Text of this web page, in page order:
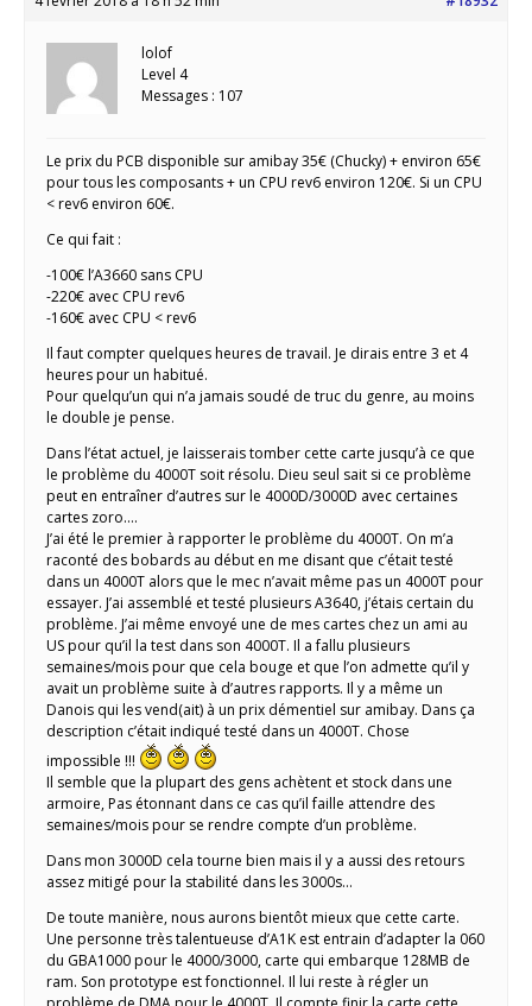
lolof
Level 4
Messages : 107
Le prix du PCB disponible sur amibay 35€ (Chucky) + environ 65€
pour tous les composants + un CPU rev6 environ 120€. Si un CPU
< rev6 environ 60€.
Ce qui fait :
-100€ l’A3660 sans CPU
-220€ avec CPU rev6
-160€ avec CPU < rev6
Il faut compter quelques heures de travail. Je dirais entre 3 et 4
heures pour un habitué.
Pour quelqu’un qui n’a jamais soudé de truc du genre, au moins
le double je pense.
Dans l’état actuel, je laisserais tomber cette carte jusqu’à ce que
le problème du 4000T soit résolu. Dieu seul sait si ce problème
peut en entraîner d’autres sur le 4000D/3000D avec certaines
cartes zoro….
J’ai été le premier à rapporter le problème du 4000T. On m’a
raconté des bobards au début en me disant que c’était testé
dans un 4000T alors que le mec n’avait même pas un 4000T pour
essayer. J’ai assemblé et testé plusieurs A3640, j’étais certain du
problème. J’ai même envoyé une de mes cartes chez un ami au
US pour qu’il la test dans son 4000T. Il a fallu plusieurs
semaines/mois pour que cela bouge et que l’on admette qu’il y
avait un problème suite à d’autres rapports. Il y a même un
Danois qui les vend(ait) à un prix démentiel sur amibay. Dans ça
description c’était indiqué testé dans un 4000T. Chose
impossible !!!
Il semble que la plupart des gens achètent et stock dans une
armoire, Pas étonnant dans ce cas qu’il faille attendre des
semaines/mois pour se rendre compte d’un problème.
Dans mon 3000D cela tourne bien mais il y a aussi des retours
assez mitigé pour la stabilité dans les 3000s…
De toute manière, nous aurons bientôt mieux que cette carte.
Une personne très talentueuse d’A1K est entrain d’adapter la 060
du GBA1000 pour le 4000/3000, carte qui embarque 128MB de
ram. Son prototype est fonctionnel. Il lui reste à régler un